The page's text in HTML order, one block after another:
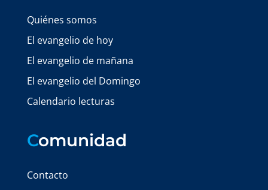
Quiénes somos
El evangelio de hoy
El evangelio de mañana
El evangelio del Domingo
Calendario lecturas
Comunidad
Contacto